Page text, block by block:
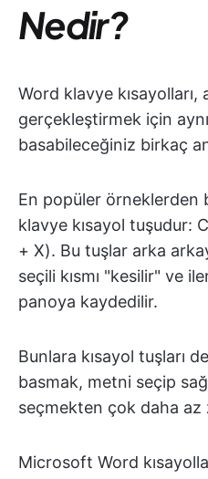
Nedir?
Word klavye
gerçekleştirmek için
basabileceğiniz birkaç
En popüler örneklerden
klavye kısayol tuşudur:
+ X). Bu tuşlar arka
seçili kısmı "kesilir" ve
panoya kaydedilir.
Bunlara kısayol tuşları
basmak, metni seçip sağ
seçmekten çok daha az
Microsoft Word